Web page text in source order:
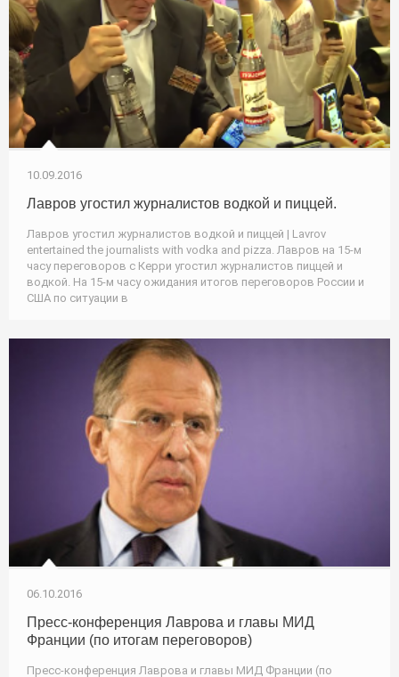
10.09.2016
Лавров угостил журналистов водкой и пиццей.
Лавров угостил журналистов водкой и пиццей | Lavrov
entertained the journalists with vodka and pizza. Лавров на 15-м
часу переговоров с Керри угостил журналистов пиццей и
водкой. На 15-м часу ожидания итогов переговоров России и
США по ситуации в
06.10.2016
Пресс-конференция Лаврова и главы МИД
Франции (по итогам переговоров)
Пресс-конференция Лаврова и главы МИД Франции (по